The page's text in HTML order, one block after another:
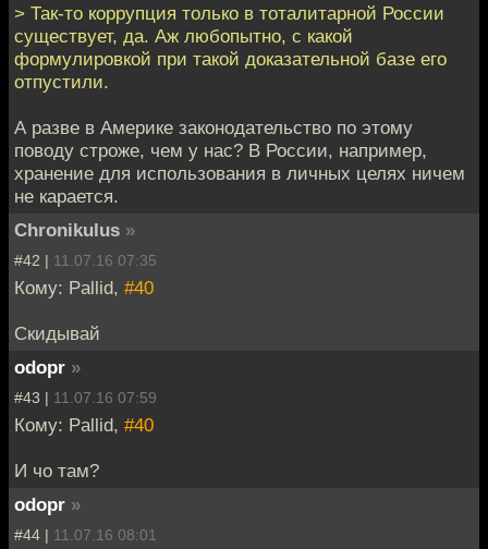
> Так-то коррупция только в тоталитарной России
существует, да. Аж любопытно, с какой
формулировкой при такой доказательной базе его
отпустили.
А разве в Америке законодательство по этому
поводу строже, чем у нас? В России, например,
хранение для использования в личных целях ничем
не карается.
Chronikulus »
#42 | 11.07.16 07:35
Кому: Pallid, #40
Скидывай
odopr »
#43 | 11.07.16 07:59
Кому: Pallid, #40
И чо там?
odopr »
#44 | 11.07.16 08:01